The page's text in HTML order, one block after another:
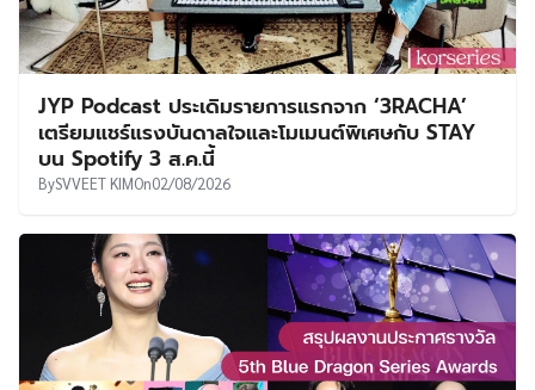
JYP Podcast ประเดิมรายการแรกจาก ‘3RACHA’
เตรียมแชร์แรงบันดาลใจและโมเมนต์พิเศษกับ STAY
บน Spotify 3 ส.ค.นี้
BySVVEET KIMOn02/08/2026